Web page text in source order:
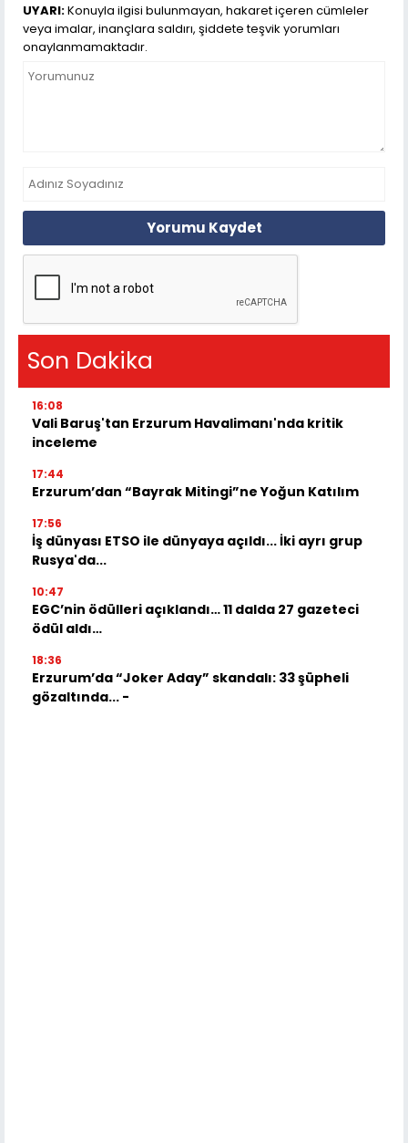
UYARI:Konuyla ilgisi bulunmayan, hakaret içeren cümleler
veya imalar, inançlara saldırı, şiddete teşvik yorumları
onaylanmamaktadır.
Yorumu Kaydet
Son Dakika
16:08
Vali Baruş'tan Erzurum Havalimanı'nda kritik
inceleme
17:44
Erzurum’dan “Bayrak Mitingi”ne Yoğun Katılım
17:56
İş dünyası ETSO ile dünyaya açıldı... İki ayrı grup
Rusya'da...
10:47
EGC’nin ödülleri açıklandı… 11 dalda 27 gazeteci
ödül aldı…
18:36
Erzurum’da “Joker Aday” skandalı: 33 şüpheli
gözaltında... -